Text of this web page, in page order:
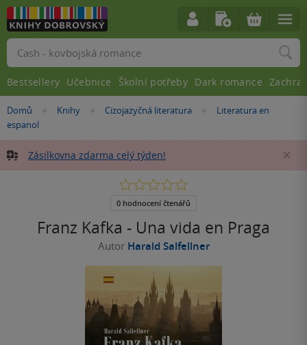
Nacházíte
se
Domů »
Knihy »
Cizojazyčná literatura »
Literatura en
espanol
Zásilkovna zdarma celý týden!
Franz Kafka - Una vida en Praga
Autor Harald Salfellner
0.0
5
0 hodnocení čtenářů
Vyhledávání
Bestsellery Učebnice Školní potřeby Dark romance